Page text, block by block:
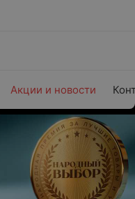
Акции и новости